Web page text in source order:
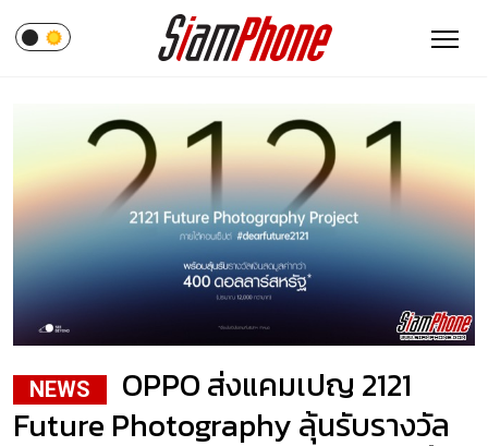
NEWS
OPPO ส่งแคมเปญ 2121
Future Photography ลุ้นรับรางวัล